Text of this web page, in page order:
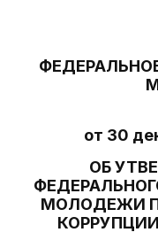
от 30
ОБ
МОЛОДЕЖИ